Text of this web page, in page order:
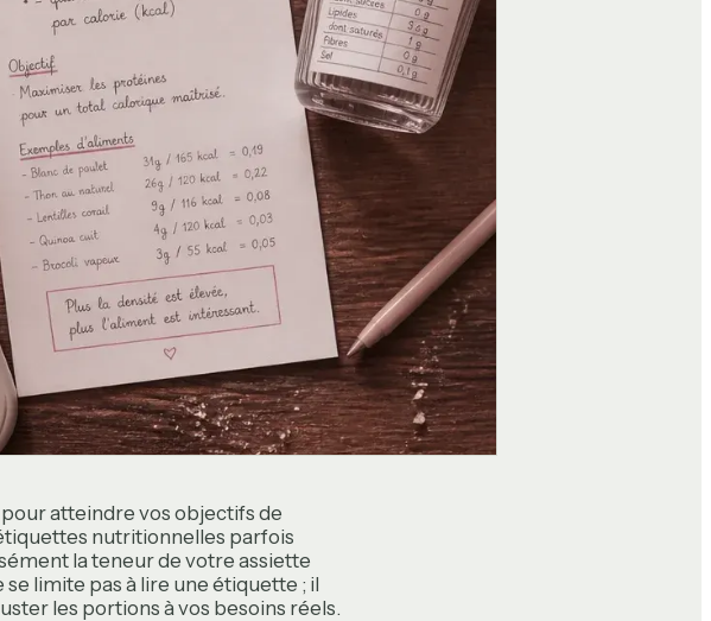
atteindre vos objectifs de
nutritionnelles parfois
la teneur de votre assiette
limite pas à lire une étiquette ; il
les portions à vos besoins réels.